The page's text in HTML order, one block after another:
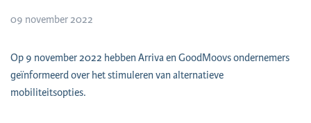
09 november 2022
Op 9 november 2022 hebben Arriva en GoodMoovs ondernemers
geïnformeerd over het stimuleren van alternatieve
mobiliteitsopties.